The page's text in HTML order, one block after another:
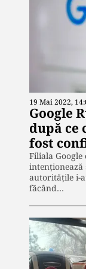
19 Mai 2022,
Google
după ce
fost
Filiala
intenţionează
autorităţile i-
făcând…